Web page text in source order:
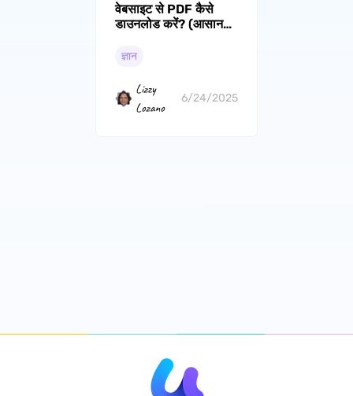
वेबसाइट से PDF कैसे
डाउनलोड करें? (आसान
ज्ञान
Lizzy
Lozano
6/24/2025